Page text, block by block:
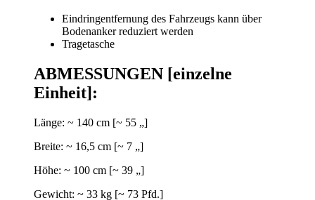
Eindringentfernung des Fahrzeugs kann über
Bodenanker reduziert werden
Tragetasche
ABMESSUNGEN [einzelne
Einheit]:
Länge: ~ 140 cm [~ 55 „]
Breite: ~ 16,5 cm [~ 7 „]
Höhe: ~ 100 cm [~ 39 „]
Gewicht: ~ 33 kg [~ 73 Pfd.]